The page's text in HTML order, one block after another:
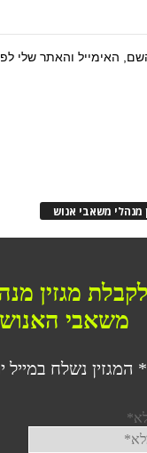
האימייל והאתר שלי
מנהלי משאבי אנוש